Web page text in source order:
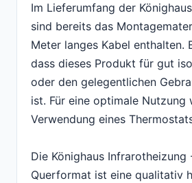
Im Lieferumfang der
sind bereits das
Meter langes Kabel enthalten.
dass dieses Produkt für gut
oder den gelegentlichen
ist. Für eine optimale Nutzung
Verwendung eines
Die Könighaus Infrarotheizung
Querformat ist eine qualitativ